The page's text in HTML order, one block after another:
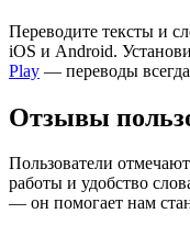
Переводите тексты и
iOS и Android.
Play — переводы
Отзывы
Пользователи
работы и удобство
— он помогает нам